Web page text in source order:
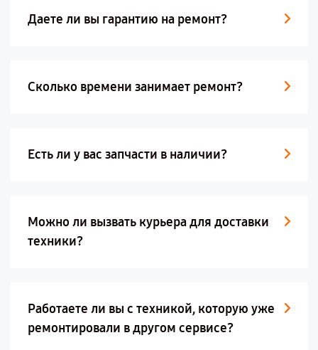
Даете ли вы гарантию на ремонт?
Сколько времени занимает ремонт?
Есть ли у вас запчасти в наличии?
Можно ли вызвать курьера для доставки
техники?
Работаете ли вы с техникой, которую уже
ремонтировали в другом сервисе?